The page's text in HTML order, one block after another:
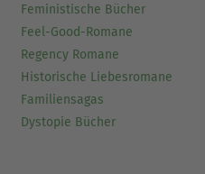
Feministische Bücher
Feel-Good-Romane
Regency Romane
Historische Liebesromane
Familiensagas
Dystopie Bücher